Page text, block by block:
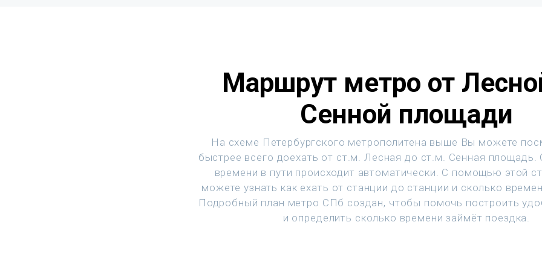
Маршрут метро от
Сенной площади
На схеме Петербургского метрополитена выше Вы можете
быстрее всего доехать от ст.м. Лесная до ст.м. Сенная площадь.
времени в пути происходит автоматически. С помощью этой
можете узнать как ехать от станции до станции и сколько
Подробный план метро СПб создан, чтобы помочь построить
и определить сколько времени займёт поездка.